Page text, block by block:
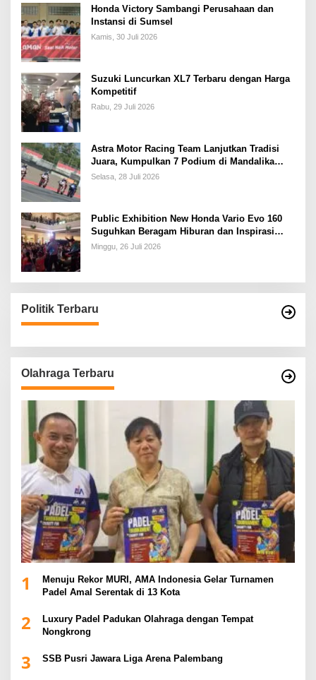
Honda Victory Sambangi Perusahaan dan
Instansi di Sumsel
Kamis, 30 Juli 2026
Suzuki Luncurkan XL7 Terbaru dengan Harga
Kompetitif
Rabu, 29 Juli 2026
Astra Motor Racing Team Lanjutkan Tradisi
Juara, Kumpulkan 7 Podium di Mandalika
Racing Series Putaran ke 3
Selasa, 28 Juli 2026
Public Exhibition New Honda Vario Evo 160
Suguhkan Beragam Hiburan dan Inspirasi
Modifikasi
Minggu, 26 Juli 2026
Politik Terbaru
Olahraga Terbaru
1
Menuju Rekor MURI, AMA Indonesia Gelar Turnamen
Padel Amal Serentak di 13 Kota
2
Luxury Padel Padukan Olahraga dengan Tempat
Nongkrong
3 SSB Pusri Jawara Liga Arena Palembang